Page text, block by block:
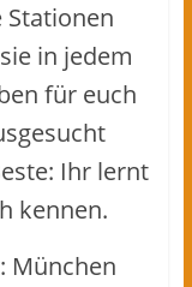
Stationen
in jedem
für euch
Ihr lernt
kennen.
München